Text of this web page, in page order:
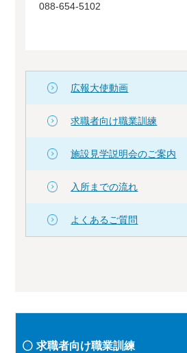
088-654-5102
広報大使動画
求職者向け職業訓練
施設見学説明会のご案内
入所までの流れ
よくあるご質問
求職者向け職業訓練